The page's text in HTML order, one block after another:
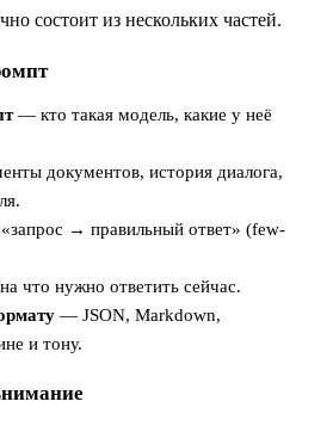
состоит из нескольких частей.
— кто такая модель, какие у неё
документов, история диалога,
→ правильный ответ» (few-
что нужно ответить сейчас.
— JSON, Markdown,
и тону.